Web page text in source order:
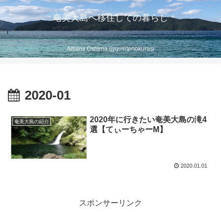
奄美大島へ移住しての暮らし
Amami Oshima ijyuusitenokurasi
2020-01
奄美大島の紹介
2020年に行きたい奄美大島の滝4
選【てぃーちゃーM】
2020.01.01
スポンサーリンク